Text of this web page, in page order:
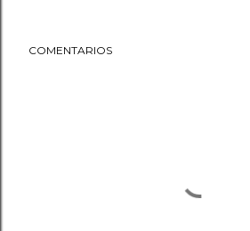
COMENTARIOS